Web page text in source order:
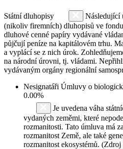
Státní dluhopisy
Následující
(nikoliv firemních) dluhopisů ve
dluhové cenné papíry vydávané
půjčují peníze na kapitálovém trhu.
a vyplácí se z nich úrok.
na národní úrovni, tj. vládami.
vydávaným orgány regionální
Nesignatáři Úmluvy o
0.00%
Je uvedena váha
vydaných zeměmi, které
rozmanitosti. Tato úmluva má
rozmanitost Země, ale také
rozmanitost ekosystémů.